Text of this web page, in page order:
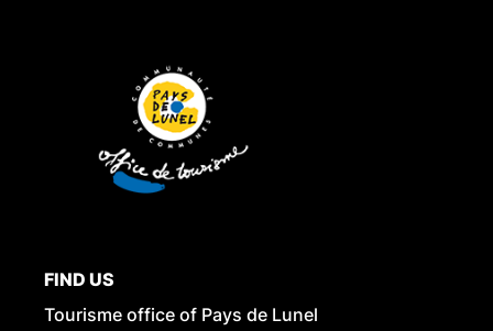
FIND US
Tourisme office of Pays de Lunel